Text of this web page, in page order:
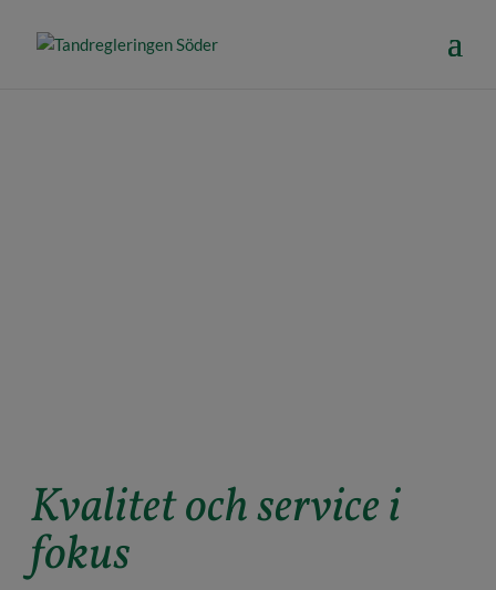
Kvalitet och service i
fokus